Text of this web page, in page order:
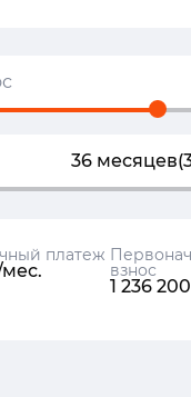
36 месяцев
платеж
мес. взнос
1 236